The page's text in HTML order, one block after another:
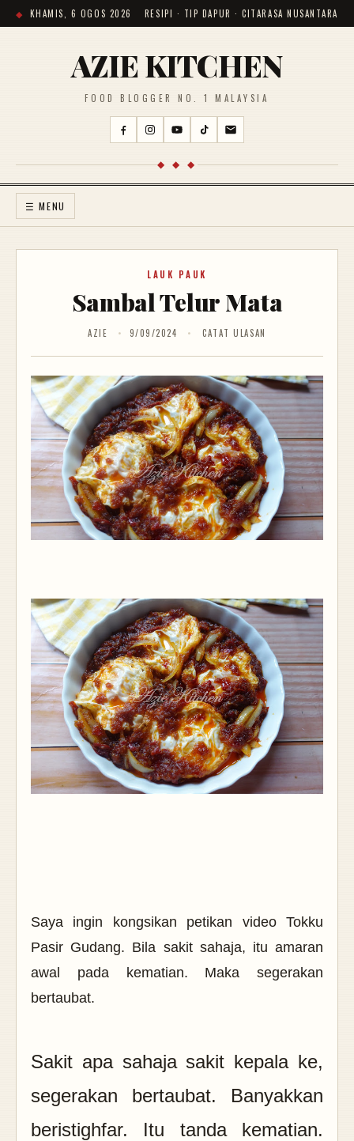
KHAMIS, 6 OGOS 2026 RESIPI · TIP DAPUR · CITARASA NUSANTARA
AZIE KITCHEN
FOOD BLOGGER NO. 1 MALAYSIA
◆ ◆ ◆
☰ MENU
LAUK PAUK
Sambal Telur Mata
AZIE 9/09/2024 CATAT ULASAN
Saya ingin kongsikan petikan video Tokku
Pasir Gudang. Bila sakit sahaja, itu amaran
awal pada kematian. Maka segerakan
bertaubat.
Sakit apa sahaja sakit kepala ke,
segerakan bertaubat. Banyakkan
beristighfar. Itu tanda kematian.